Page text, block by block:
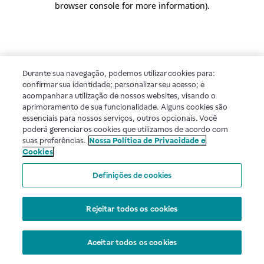
browser console for more information).
Durante sua navegação, podemos utilizar cookies para:
confirmar sua identidade; personalizar seu acesso; e
acompanhar a utilização de nossos websites, visando o
aprimoramento de sua funcionalidade. Alguns cookies são
essenciais para nossos serviços, outros opcionais. Você
poderá gerenciar os cookies que utilizamos de acordo com
suas preferências. Nossa Política de Privacidade e
Cookies
Definições de cookies
Rejeitar todos os cookies
Aceitar todos os cookies